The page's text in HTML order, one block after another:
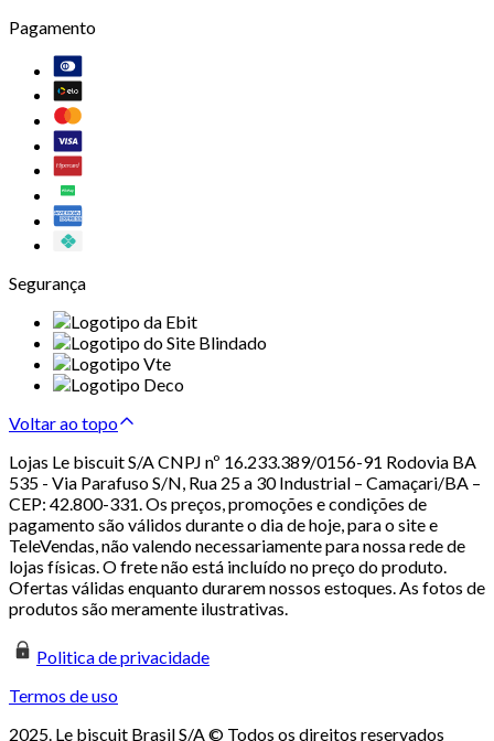
Pagamento
Segurança
Voltar ao topo
Lojas Le biscuit S/A CNPJ nº 16.233.389/0156-91 Rodovia BA
535 - Via Parafuso S/N, Rua 25 a 30 Industrial – Camaçari/BA –
CEP: 42.800-331. Os preços, promoções e condições de
pagamento são válidos durante o dia de hoje, para o site e
TeleVendas, não valendo necessariamente para nossa rede de
lojas físicas. O frete não está incluído no preço do produto.
Ofertas válidas enquanto durarem nossos estoques. As fotos de
produtos são meramente ilustrativas.
Politica de privacidade
Termos de uso
2025. Le biscuit Brasil S/A © Todos os direitos reservados